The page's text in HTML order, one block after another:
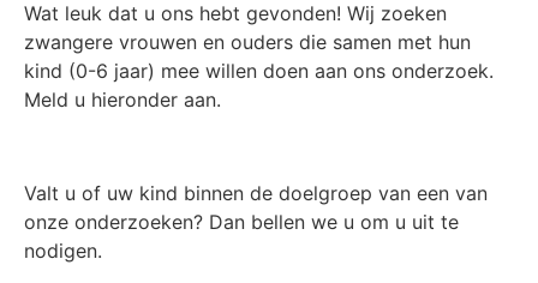
Wat leuk dat u ons hebt gevonden! Wij zoeken
zwangere vrouwen en ouders die samen met hun
kind (0-6 jaar) mee willen doen aan ons onderzoek.
Meld u hieronder aan.
Valt u of uw kind binnen de doelgroep van een van
onze onderzoeken? Dan bellen we u om u uit te
nodigen.